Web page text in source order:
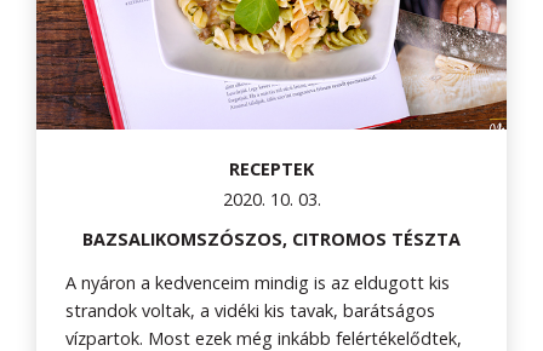
RECEPTEK
2020. 10. 03.
BAZSALIKOMSZÓSZOS, CITROMOS TÉSZTA
A nyáron a kedvenceim mindig is az eldugott kis
strandok voltak, a vidéki kis tavak, barátságos
vízpartok. Most ezek még inkább felértékelődtek,